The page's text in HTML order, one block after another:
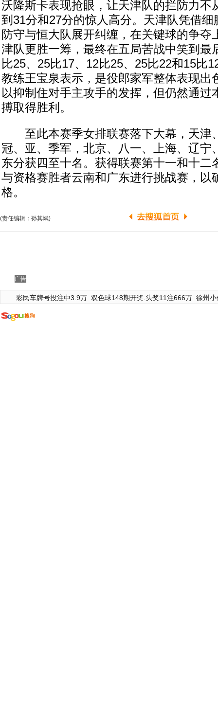
沃隆斯卡表现抢眼，让天津队的拦防力不
到31分和27分的惊人高分。天津队凭借
防守与恒大队展开纠缠，在关键球的争夺
津队更胜一筹，最终在五局苦战中笑到最
比25、25比17、12比25、25比22和15比
教练王宝泉表示，是役郎家军整体表现出
以抑制住对手主攻手的发挥，但仍然通过
搏取得胜利。
至此本赛季女排联赛落下大幕，天津
冠、亚、季军，北京、八一、上海、辽宁
东分获四至十名。获得联赛第十一和十二
与资格赛胜者云南和广东进行挑战赛，以
格。
(责任编辑：孙其斌)
广告
彩民车牌号投注中3.9万 双色球148期开奖:头奖11注666万 徐州